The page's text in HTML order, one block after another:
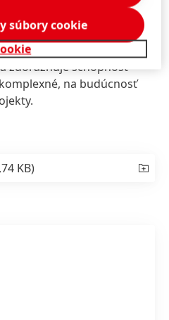
150. výročím spoločnosti
k inováciám pod
Použitie technológie Loctite
zdôrazňuje schopnosť
na budúcnosť
KB)
súbory cookie